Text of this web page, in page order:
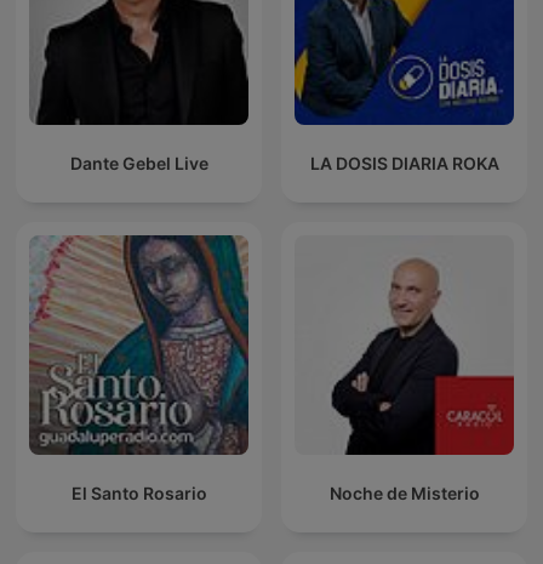
Dante Gebel Live LA DOSIS DIARIA ROKA
El Santo Rosario Noche de Misterio